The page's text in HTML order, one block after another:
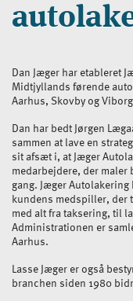
Dan Jæger har etableret
Midtjyllands førende
Aarhus, Skovby og
Dan har bedt Jørgen
sammen at lave en
sit afsæt i, at Jæger
medarbejdere, der
gang. Jæger
kundens medspiller, der
med alt fra taksering, til
Administrationen er
Aarhus.
Lasse Jæger er også
branchen siden 1980